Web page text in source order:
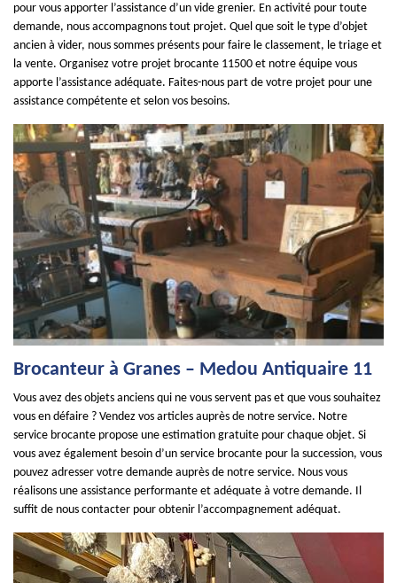
pour vous apporter l’assistance d’un vide grenier. En activité pour toute
demande, nous accompagnons tout projet. Quel que soit le type d’objet
ancien à vider, nous sommes présents pour faire le classement, le triage et
la vente. Organisez votre projet brocante 11500 et notre équipe vous
apporte l’assistance adéquate. Faites-nous part de votre projet pour une
assistance compétente et selon vos besoins.
Brocanteur à Granes – Medou Antiquaire 11
Vous avez des objets anciens qui ne vous servent pas et que vous souhaitez
vous en défaire ? Vendez vos articles auprès de notre service. Notre
service brocante propose une estimation gratuite pour chaque objet. Si
vous avez également besoin d’un service brocante pour la succession, vous
pouvez adresser votre demande auprès de notre service. Nous vous
réalisons une assistance performante et adéquate à votre demande. Il
suffit de nous contacter pour obtenir l’accompagnement adéquat.